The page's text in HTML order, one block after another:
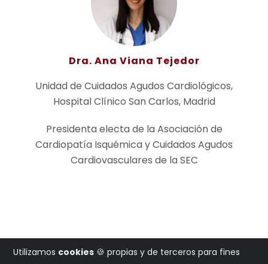
Dra. Ana Viana Tejedor
Unidad de Cuidados Agudos Cardiológicos,
Hospital Clínico San Carlos, Madrid
Presidenta electa de la Asociación de
Cardiopatía Isquémica y Cuidados Agudos
Cardiovasculares de la SEC
Utilizamos cookies 🍪 propias y de terceros para fines